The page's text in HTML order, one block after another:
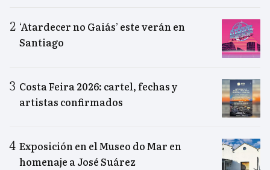
‘Atardecer no Gaiás’ este verán en
Santiago
Costa Feira 2026: cartel, fechas y
artistas confirmados
Exposición en el Museo do Mar en
homenaje a José Suárez